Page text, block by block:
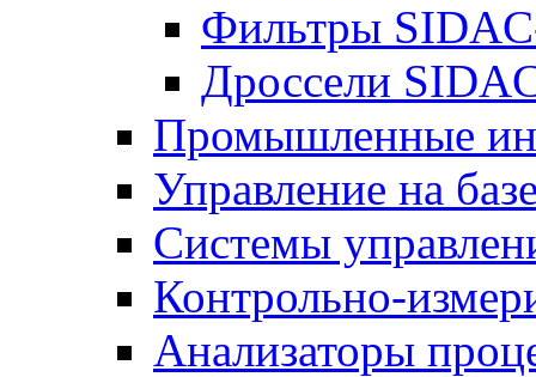
Фильтры
Дроссели
Промышленные
Управление на
Системы
Контрольно-
Анализаторы